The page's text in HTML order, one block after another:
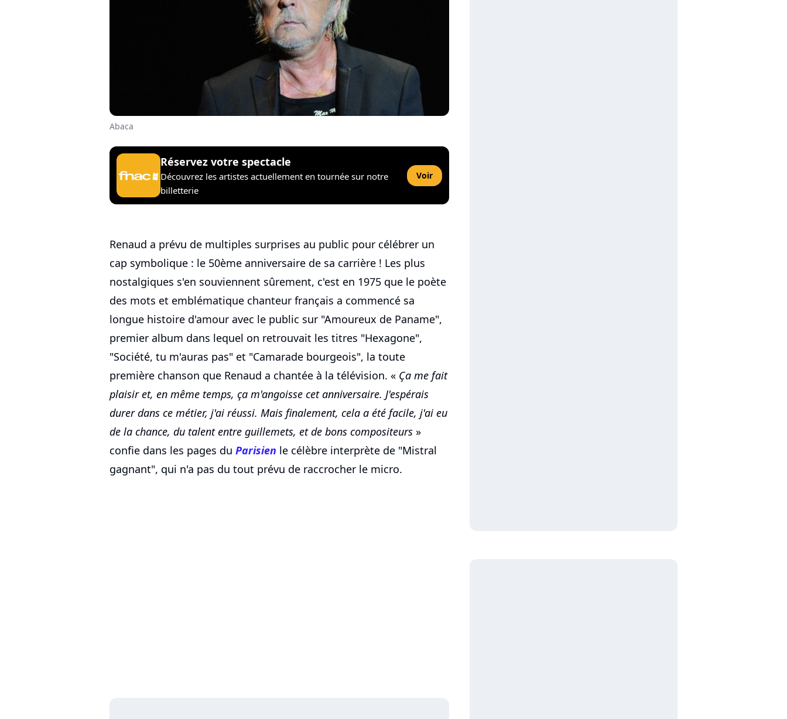
Abaca
Réservez votre spectacle
Découvrez les artistes actuellement en tournée sur notre
billetterie
Voir
Renaud a prévu de multiples surprises au public pour célébrer un
cap symbolique : le 50ème anniversaire de sa carrière ! Les plus
nostalgiques s'en souviennent sûrement, c'est en 1975 que le poète
des mots et emblématique chanteur français a commencé sa
longue histoire d'amour avec le public sur "Amoureux de Paname",
premier album dans lequel on retrouvait les titres "Hexagone",
"Société, tu m'auras pas" et "Camarade bourgeois", la toute
première chanson que Renaud a chantée à la télévision. « Ça me fait
plaisir et, en même temps, ça m'angoisse cet anniversaire. J'espérais
durer dans ce métier, j'ai réussi. Mais finalement, cela a été facile, j'ai eu
de la chance, du talent entre guillemets, et de bons compositeurs »
confie dans les pages du Parisien le célèbre interprète de "Mistral
gagnant", qui n'a pas du tout prévu de raccrocher le micro.